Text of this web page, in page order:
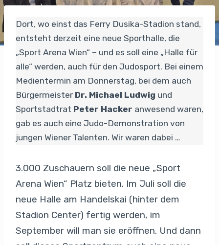
Dort, wo einst das Ferry Dusika-Stadion stand,
entsteht derzeit eine neue Sporthalle, die
„Sport Arena Wien“ – und es soll eine „Halle für
alle“ werden, auch für den Judosport. Bei einem
Medientermin am Donnerstag, bei dem auch
Bürgermeister Dr. Michael Ludwig und
Sportstadtrat Peter Hacker anwesend waren,
gab es auch eine Judo-Demonstration von
jungen Wiener Talenten. Wir waren dabei …
3.000 Zuschauern soll die neue „Sport
Arena Wien“ Platz bieten. Im Juli soll die
neue Halle am Handelskai (hinter dem
Stadion Center) fertig werden, im
September will man sie eröffnen. Und dann